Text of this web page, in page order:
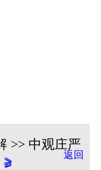
>> 中观庄严
🎬
返回